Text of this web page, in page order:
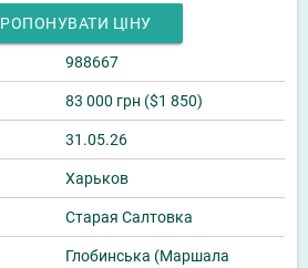
ЦІНУ
988667
83 000 грн ($1 850)
31.05.26
Харьков
Старая Салтовка
Глобинська (Маршала